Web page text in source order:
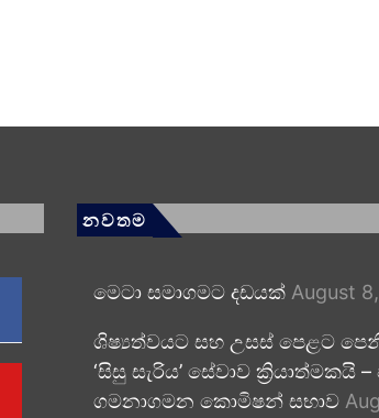
නවතම
මෙටා සමාගමට දඩයක් August
ශිෂ්‍යත්වයට සහ උසස් පෙළට
‘සිසු සැරිය’ සේවාව ක්‍රියාත්මකයි
ගමනාගමන කොමිෂන් සභාව